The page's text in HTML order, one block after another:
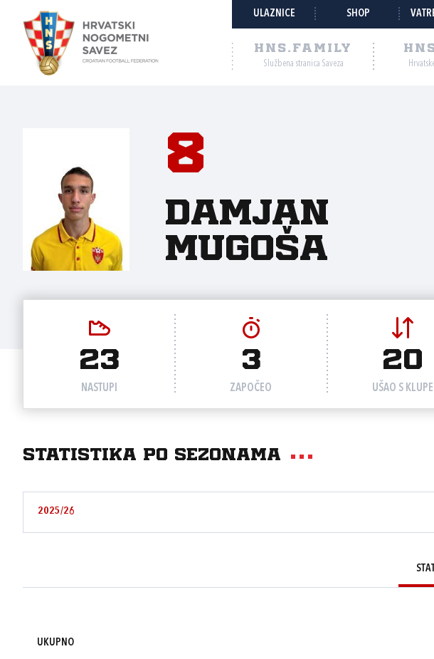
ULAZNICE SHOP
HNS.FAMILY
Službena stranica Saveza
8
Damjan
Mugoša
23
NASTUPI
3
ZAPOČEO
20
UŠAO S KLUPE
Statistika po sezonama
2025/26
UKUPNO